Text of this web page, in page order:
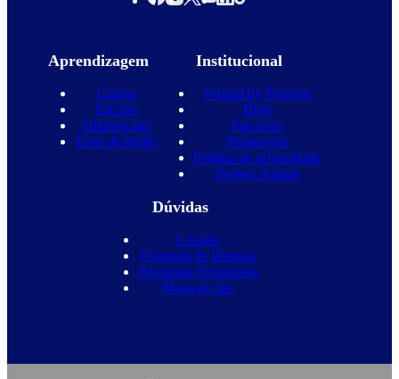
Aprendizagem
Cursos
Escolas
Diferenciais
Teste de inglês
Institucional
Wizard by Pearson
Blog
Parcerias
Promoções
Política de privacidade
Projeto Águias
Dúvidas
Contato
Franquia de Idiomas
Perguntas Frequentes
Mapa do site